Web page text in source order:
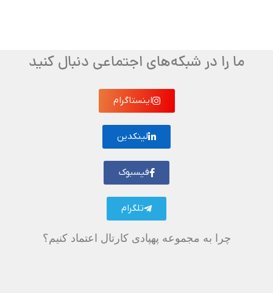
ما را در شبکه‌های اجتماعی دنبال کنید
اینستاگرام
لینکدین
فیسبوک
تلگرام
چرا به مجموعه پهپادی کارتال اعتماد کنیم؟